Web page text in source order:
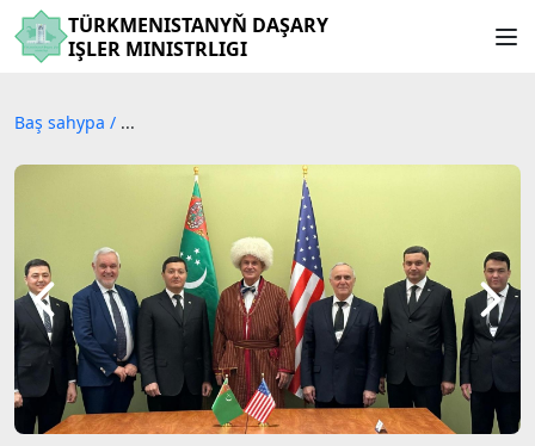
TÜRKMENISTANYŇ DAŞARY
IŞLER MINISTRLIGI
Baş sahypa / ...